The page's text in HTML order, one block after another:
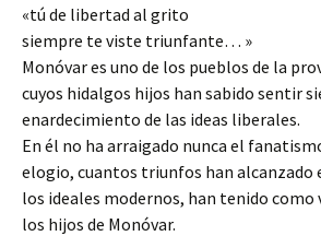
«tú de libertad al grito
siempre te viste triunfante… »
Monóvar es uno de los pueblos de la
cuyos hidalgos hijos han sabido sentir
enardecimiento de las ideas liberales.
En él no ha arraigado nunca el
elogio, cuantos triunfos han alcanzado
los ideales modernos, han tenido como
los hijos de Monóvar.